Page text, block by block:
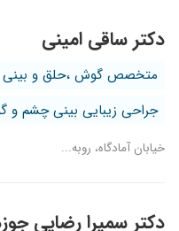
دکتر ساقی امینی
متخصص گوش ،حلق و بینی
جراحی زیبایی بینی چشم و
خیابان آمادگاه، روبه...
دکتر سمیرا رضایی